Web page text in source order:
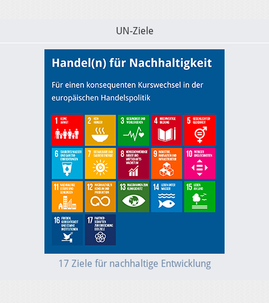
UN-Ziele
17 Ziele für nachhaltige Entwicklung